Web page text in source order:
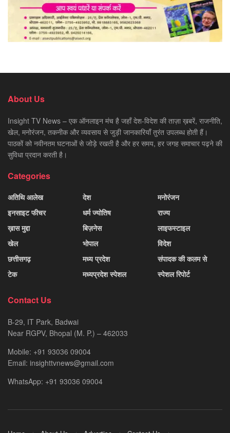
About Us
Insight TV News – एक ऑनलाइन मंच है जहाँ देश-विदेश की ताज़ा ख़बरें, राजनीति,
खेल, मनोरंजन, तकनीक और व्यवसाय से जुड़ी जानकारियाँ तुरंत उपलब्ध होती हैं।
पाठकों को नवीनतम घटनाओं से जोड़े रखती है और हर समय, हर जगह समाचार पढ़ने की
सुविधा प्रदान करती है।
Categories
अतिथि आलेख
इनसाइट फीचर
ख़ास मुद्दा
खेल
छत्तीसगढ़
टेक
देश
धर्म ज्योतिष
बिज़नेस
भोपाल
मध्य प्रदेश
मध्यप्रदेश स्पेशल
मनोरंजन
राज्य
लाइफस्टाइल
विदेश
संपादक की कलम से
स्पेशल रिपोर्ट
Contact Us
B-29, IT Park, Badwai
Near RGPV, Bhopal (M. P.) – 462033
Mobile: +91 93036 09004
Email: insighttvnews@gmail.com
WhatsApp: +91 93036 09004